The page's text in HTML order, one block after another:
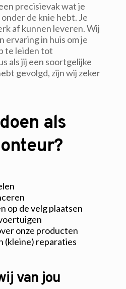
precisievak wat je
de knie hebt. Je
af kunnen leveren. Wij
ervaring in huis om je
te leiden tot
als jij een soortgelijke
gevolgd, zijn wij zeker
als
op de velg plaatsen
onze producten
(kleine) reparaties
van jou